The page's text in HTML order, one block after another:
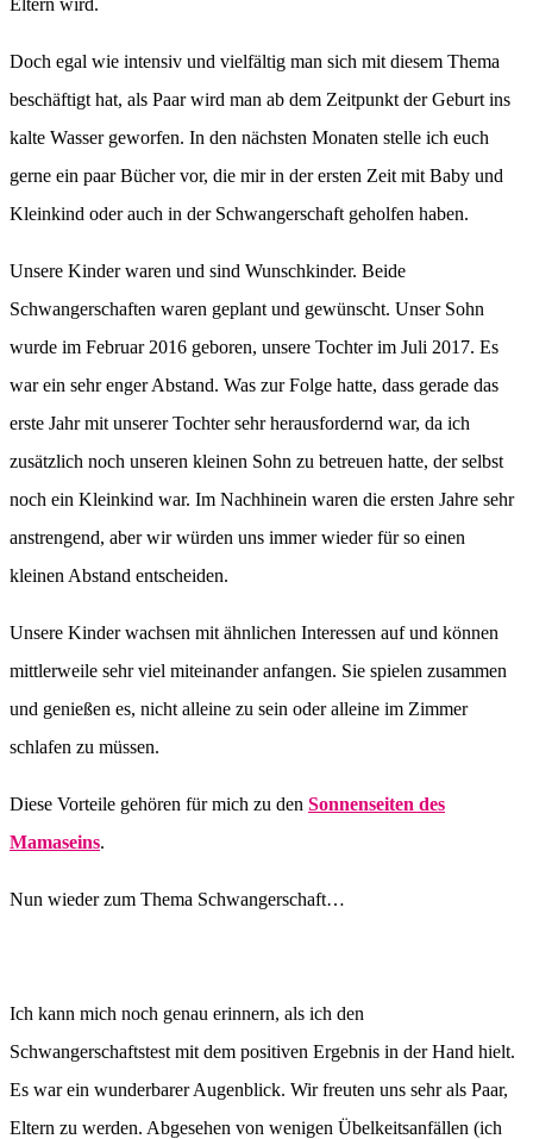
Doch egal wie intensiv und vielfältig man sich mit diesem Thema
beschäftigt hat, als Paar wird man ab dem Zeitpunkt der Geburt ins
kalte Wasser geworfen. In den nächsten Monaten stelle ich euch
gerne ein paar Bücher vor, die mir in der ersten Zeit mit Baby und
Kleinkind oder auch in der Schwangerschaft geholfen haben.
Unsere Kinder waren und sind Wunschkinder. Beide
Schwangerschaften waren geplant und gewünscht. Unser Sohn
wurde im Februar 2016 geboren, unsere Tochter im Juli 2017. Es
war ein sehr enger Abstand. Was zur Folge hatte, dass gerade das
erste Jahr mit unserer Tochter sehr herausfordernd war, da ich
zusätzlich noch unseren kleinen Sohn zu betreuen hatte, der selbst
noch ein Kleinkind war. Im Nachhinein waren die ersten Jahre sehr
anstrengend, aber wir würden uns immer wieder für so einen
kleinen Abstand entscheiden.
Unsere Kinder wachsen mit ähnlichen Interessen auf und können
mittlerweile sehr viel miteinander anfangen. Sie spielen zusammen
und genießen es, nicht alleine zu sein oder alleine im Zimmer
schlafen zu müssen.
Diese Vorteile gehören für mich zu den Sonnenseiten des
Mamaseins.
Nun wieder zum Thema Schwangerschaft…
Ich kann mich noch genau erinnern, als ich den
Schwangerschaftstest mit dem positiven Ergebnis in der Hand hielt.
Es war ein wunderbarer Augenblick. Wir freuten uns sehr als Paar,
Eltern zu werden. Abgesehen von wenigen Übelkeitsanfällen (ich